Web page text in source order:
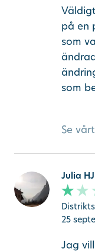
på en
som
som
Se
Julia HJ
25
Jag